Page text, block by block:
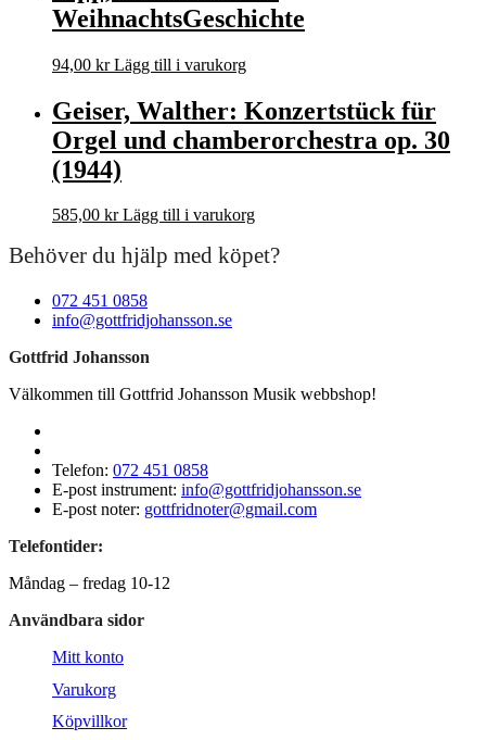
WeihnachtsGeschichte
94,00 kr Lägg till i varukorg
Geiser, Walther: Konzertstück für
Orgel und chamberorchestra op. 30
(1944)
585,00 kr Lägg till i varukorg
Behöver du hjälp med köpet?
072 451 0858
info@gottfridjohansson.se
Gottfrid Johansson
Välkommen till Gottfrid Johansson Musik webbshop!
Telefon: 072 451 0858
E-post instrument: info@gottfridjohansson.se
E-post noter: gottfridnoter@gmail.com
Telefontider:
Måndag – fredag 10-12
Användbara sidor
Mitt konto
Varukorg
Köpvillkor